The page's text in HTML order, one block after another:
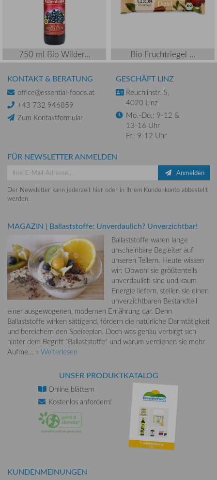
750 ml Bio Wilder... Bio Fruchtriegel ...
KONTAKT & BERATUNG
office@essential-foods.at
+43 732 946859
Zum Kontaktformular
GESCHÄFT LINZ
Reuchlinstr. 5,
4020 Linz
Mo.-Do.: 9-12 &
13-16 Uhr
Fr.: 9-12 Uhr
FÜR NEWSLETTER ANMELDEN
Anmelden
Der Newsletter kann jederzeit hier oder in Ihrem Kundenkonto abbestellt
werden.
MAGAZIN | Ballaststoffe: Unverdaulich? Unverzichtbar!
Ballaststoffe waren lange
unscheinbare Begleiter auf
unseren Tellern. Heute wissen
wir: Obwohl sie größtenteils
unverdaulich sind und kaum
Energie liefern, stellen sie einen
unverzichtbaren Bestandteil
einer ausgewogenen, modernen Ernährung dar. Denn
Ballaststoffe wirken sättigend, fördern die natürliche Darmtätigkeit
und bereichern den Speiseplan. Doch was genau verbirgt sich
hinter dem Begriff "Ballaststoffe" und warum verdienen sie mehr
Aufme... » Weiterlesen
UNSER PRODUKTKATALOG
Online blättern
Kostenlos anfordern!
KUNDENMEINUNGEN